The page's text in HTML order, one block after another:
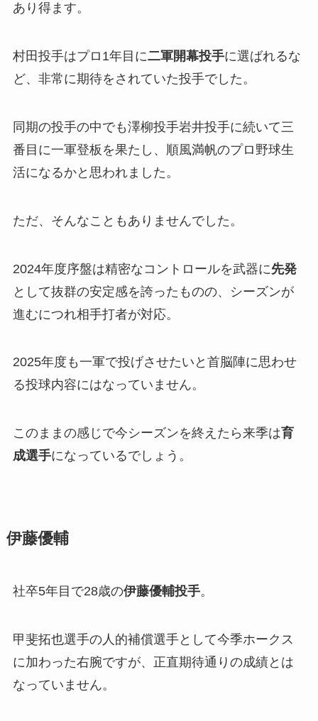
あり得ます。
村田投手はプロ1年目に二軍開幕投手に選ばれるな
ど、非常に期待をされていた投手でした。
同期の投手の中でも澤柳投手岩井投手に続いて三
番目に一軍登板を果たし、順風満帆のプロ野球生
活になるかと思われました。
ただ、そんなこともありませんでした。
2024年度序盤は精密なコントロールを武器に先発
として抜群の安定感を誇ったものの、シーズンが
進むにつれ相手打者が対応。
2025年度も一軍で投げさせたいと首脳陣に思わせ
る投球内容にはなっていません。
このままの感じで今シーズンを終えたら来季は育
成選手になっているでしょう。
伊藤優輔
社卒5年目で28歳の伊藤優輔投手。
甲斐拓也選手の人的補償選手として今季ホークス
に加わった右腕ですが、正直期待通りの成績とは
なっていません。